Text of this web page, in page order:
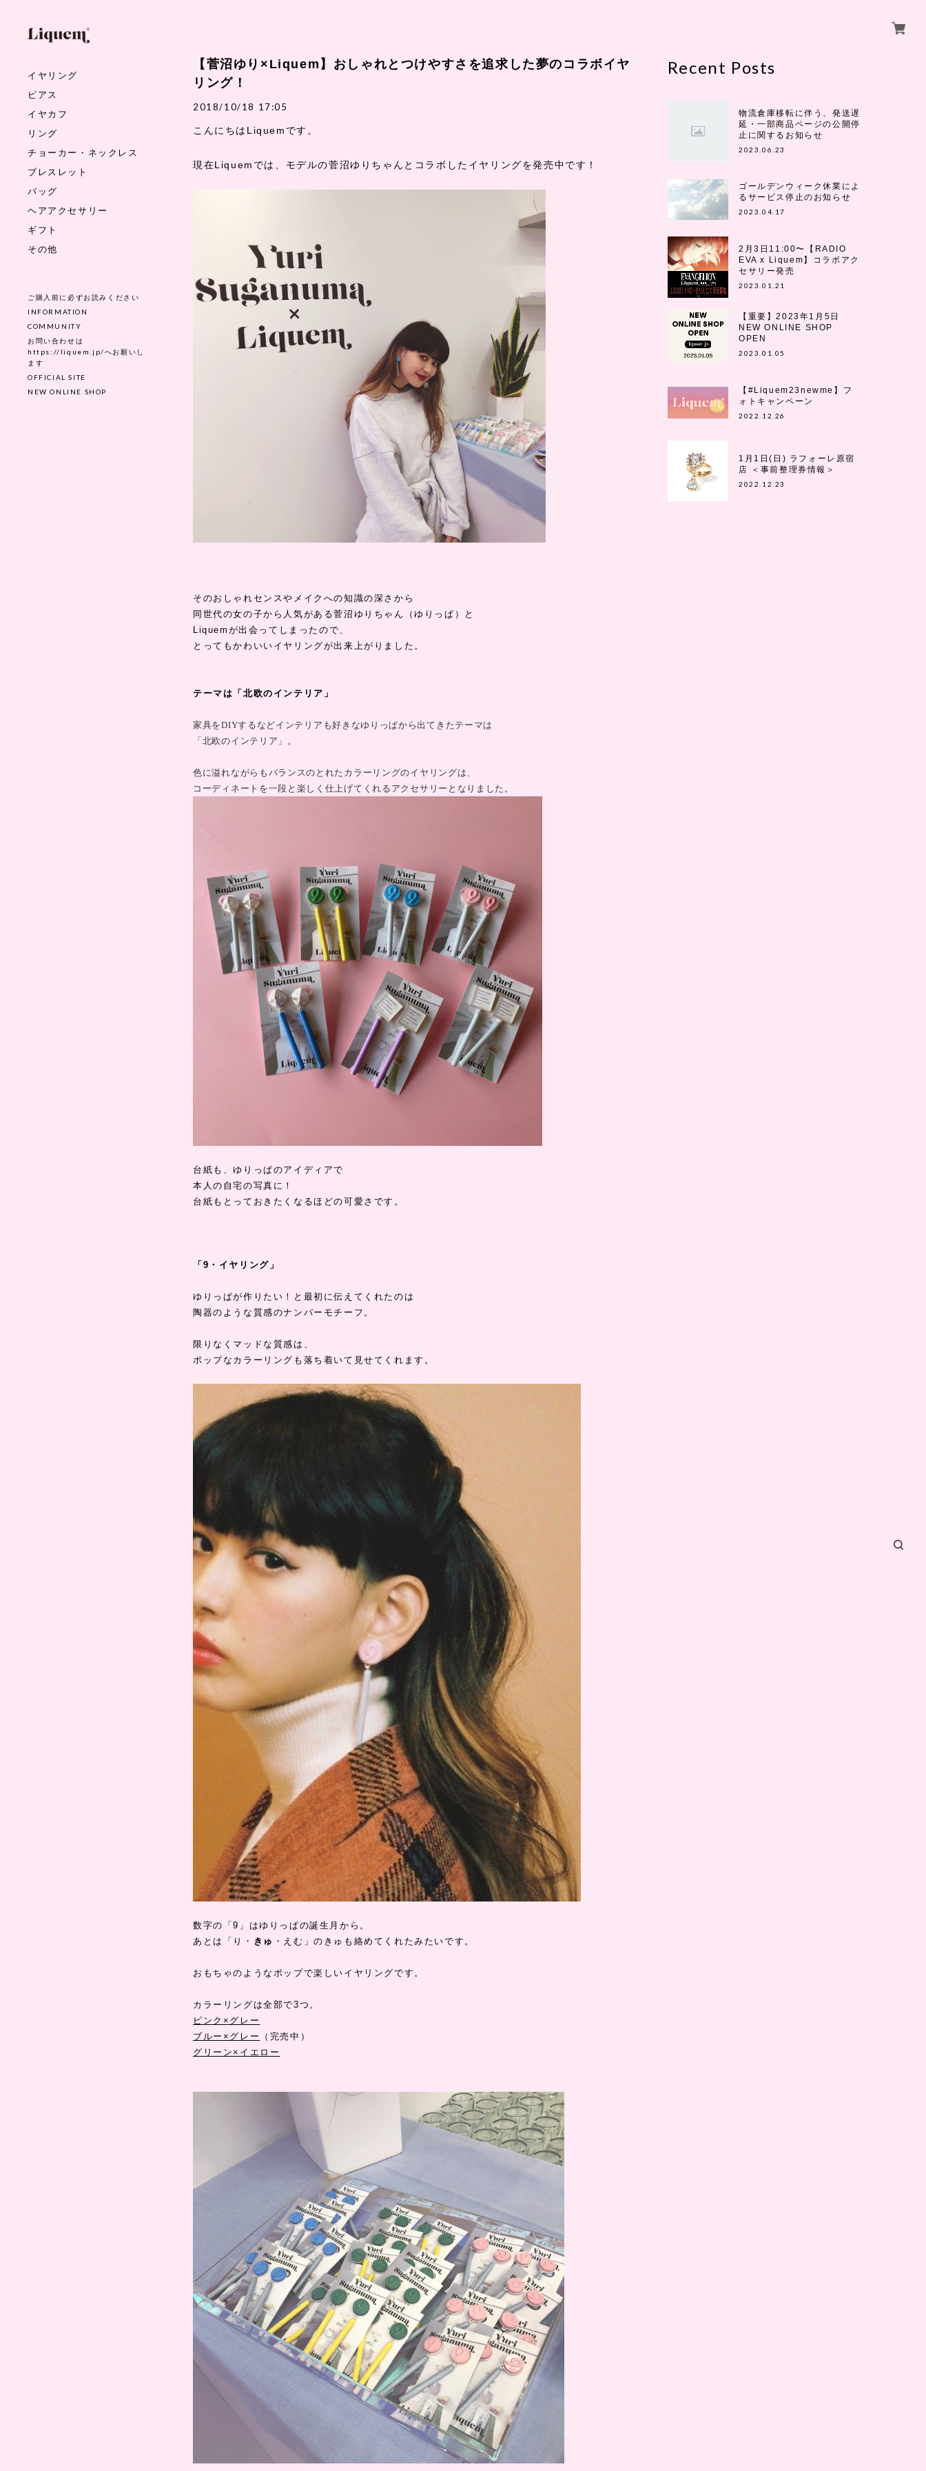
イヤリング
ピアス
イヤカフ
リング
チョーカー・ネックレス
ブレスレット
バッグ
ヘアアクセサリー
ギフト
その他
ご購入前に必ずお読みください
INFORMATION
COMMUNITY
お問い合わせは
https://liquem.jp/へお願いし
ます
OFFICIAL SITE
NEW ONLINE SHOP
【菅沼ゆり×Liquem】おしゃれとつけやすさを追求した夢のコラボイヤ
リング！
2018/10/18 17:05
こんにちはLiquemです。
現在Liquemでは、モデルの菅沼ゆりちゃんとコラボしたイヤリングを発売中です！
そのおしゃれセンスやメイクへの知識の深さから
同世代の女の子から人気がある菅沼ゆりちゃん（ゆりっぱ）と
Liquemが出会ってしまったので、
とってもかわいいイヤリングが出来上がりました。
テーマは「北欧のインテリア」
家具をDIYするなどインテリアも好きなゆりっぱから出てきたテーマは
「北欧のインテリア」。
色に溢れながらもバランスのとれたカラーリングのイヤリングは、
コーディネートを一段と楽しく仕上げてくれるアクセサリーとなりました。
台紙も、ゆりっぱのアイディアで
本人の自宅の写真に！
台紙もとっておきたくなるほどの可愛さです。
「9・イヤリング」
ゆりっぱが作りたい！と最初に伝えてくれたのは
陶器のような質感のナンバーモチーフ。
限りなくマッドな質感は、
ポップなカラーリングも落ち着いて見せてくれます。
数字の「9」はゆりっぱの誕生月から。
あとは「り・ きゅ ・えむ」のきゅも絡めてくれたみたいです。
おもちゃのようなポップで楽しいイヤリングです。
カラーリングは全部で3つ。
ピンク×グレー
ブルー×グレー
（完売中）
グリーン×イエロー
Recent Posts
物流倉庫移転に伴う、発送遅
延・一部商品ページの公開停
止に関するお知らせ
2023.06.23
ゴールデンウィーク休業によ
るサービス停止のお知らせ
2023.04.17
2月3日11:00〜【RADIO
EVA x Liquem】コラボアク
セサリー発売
2023.01.21
【重要】2023年1月5日
NEW ONLINE SHOP
OPEN
2023.01.05
【#Liquem23newme】フ
ォトキャンペーン
2022.12.26
1月1日(日) ラフォーレ原宿
店 ＜事前整理券情報＞
2022.12.23